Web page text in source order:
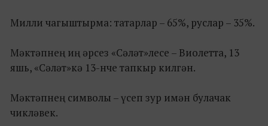
Милли чагыштырма: татарлар – 65%, руслар – 35%.
Мәктәпнең иң әрсез «Сәләт»лесе – Виолетта, 13
яшь, «Сәләт»кә 13-нче тапкыр килгән.
Мәктәпнең символы – үсеп зур имән булачак
чикләвек.